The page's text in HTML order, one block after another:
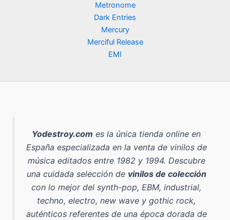
Metronome
Dark Entries
Mercury
Merciful Release
EMI
Yodestroy.com es la única tienda online en
España especializada en la venta de vinilos de
música editados entre 1982 y 1994. Descubre
una cuidada selección de vinilos de colección
con lo mejor del synth-pop, EBM, industrial,
techno, electro, new wave y gothic rock,
auténticos referentes de una época dorada de